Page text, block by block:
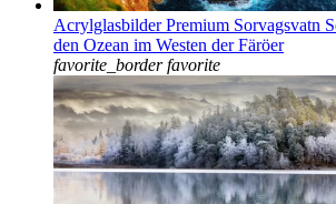
Acrylglasbilder Premium Sorvagsvatn
den Ozean im Westen der Färöer
favorite_border favorite